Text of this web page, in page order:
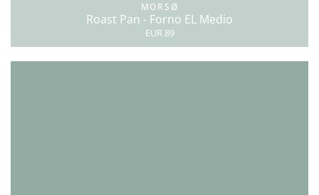
MORSØ
Roast Pan - Forno EL Medio
EUR 89